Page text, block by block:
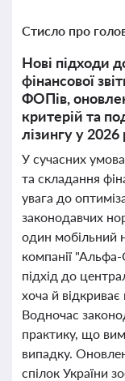
Стисло про
Нові підходи
фінансової
ФОПів,
критерій та
лізингу у 2026
У сучасних
та складання
увага до
законодавчих
один мобільний
компанії
підхід до
хоча й
Водночас
практику, що
випадку.
спілок України